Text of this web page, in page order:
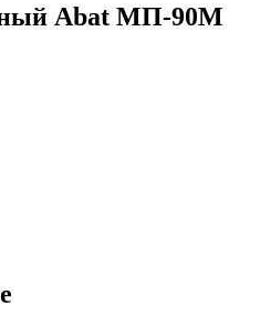
Abat МП-90M